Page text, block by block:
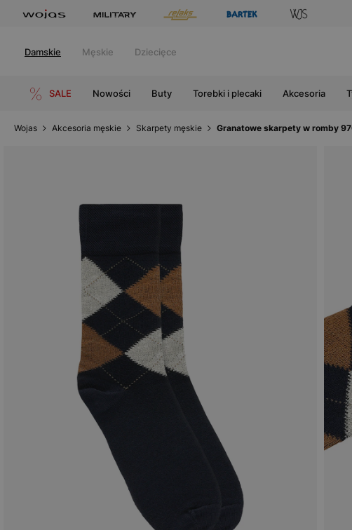
Damskie Męskie Dziecięce
SALE Nowości Buty Torebki i plecaki Akcesoria
Wojas Akcesoria męskie Skarpety męskie Granatowe skarpety w romby